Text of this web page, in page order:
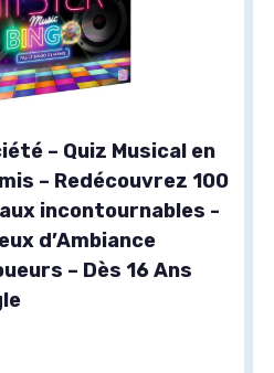
– Quiz Musical en
– Redécouvrez 100
incontournables -
d’Ambiance
– Dès 16 Ans